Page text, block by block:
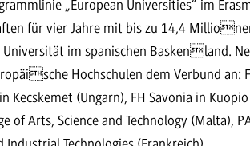
„European Universities“ im
für vier Jahre mit bis zu 14,4
im spanischen Baskenland.
Hochschulen dem Verbund an:
Kecskemet (Ungarn), FH Savonia in
of Arts, Science and Technology (Malta),